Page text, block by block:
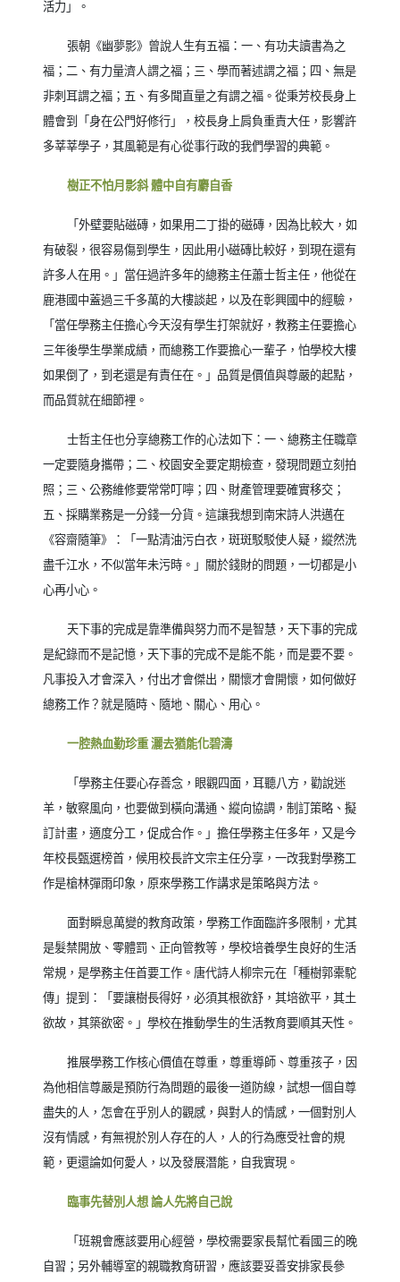
活力」。
張朝《幽夢影》曾說人生有五福：一、有功夫讀書為之
福；二、有力量濟人謂之福；三、學而著述謂之福；四、無是
非刺耳謂之福；五、有多聞直量之有謂之福。從秉芳校長身上
體會到「身在公門好修行」，校長身上肩負重責大任，影響許
多莘莘學子，其風範是有心從事行政的我們學習的典範。
樹正不怕月影斜 體中自有麝自香
「外壁要貼磁磚，如果用二丁掛的磁磚，因為比較大，如
有破裂，很容易傷到學生，因此用小磁磚比較好，到現在還有
許多人在用。」當任過許多年的總務主任蕭士哲主任，他從在
鹿港國中蓋過三千多萬的大樓談起，以及在彰興國中的經驗，
「當任學務主任擔心今天沒有學生打架就好，教務主任要擔心
三年後學生學業成績，而總務工作要擔心一輩子，怕學校大樓
如果倒了，到老還是有責任在。」品質是價值與尊嚴的起點，
而品質就在細節裡。
士哲主任也分享總務工作的心法如下：一、總務主任職章
一定要隨身攜帶；二、校園安全要定期檢查，發現問題立刻拍
照；三、公務維修要常常叮嚀；四、財產管理要確實移交；
五、採購業務是一分錢一分貨。這讓我想到南宋詩人洪邁在
《容齋隨筆》：「一點清油污白衣，斑斑駁駁使人疑，縱然洗
盡千江水，不似當年未污時。」關於錢財的問題，一切都是小
心再小心。
天下事的完成是靠準備與努力而不是智慧，天下事的完成
是紀錄而不是記憶，天下事的完成不是能不能，而是要不要。
凡事投入才會深入，付出才會傑出，關懷才會開懷，如何做好
總務工作？就是隨時、隨地、關心、用心。
一腔熱血勤珍重 灑去猶能化碧濤
「學務主任要心存善念，眼觀四面，耳聽八方，勸說迷
羊，敏察風向，也要做到橫向溝通、縱向協調，制訂策略、擬
訂計畫，適度分工，促成合作。」擔任學務主任多年，又是今
年校長甄選榜首，候用校長許文宗主任分享，一改我對學務工
作是槍林彈雨印象，原來學務工作講求是策略與方法。
面對瞬息萬變的教育政策，學務工作面臨許多限制，尤其
是髮禁開放、零體罰、正向管教等，學校培養學生良好的生活
常規，是學務主任首要工作。唐代詩人柳宗元在「種樹郭橐駝
傳」提到：「要讓樹長得好，必須其根欲舒，其培欲平，其土
欲故，其築欲密。」學校在推動學生的生活教育要順其天性。
推展學務工作核心價值在尊重，尊重導師、尊重孩子，因
為他相信尊嚴是預防行為問題的最後一道防線，試想一個自尊
盡失的人，怎會在乎別人的觀感，與對人的情感，一個對別人
沒有情感，有無視於別人存在的人，人的行為應受社會的規
範，更還論如何愛人，以及發展潛能，自我實現。
臨事先替別人想 論人先將自己說
「班親會應該要用心經營，學校需要家長幫忙看國三的晚
自習；另外輔導室的親職教育研習，應該要妥善安排家長參